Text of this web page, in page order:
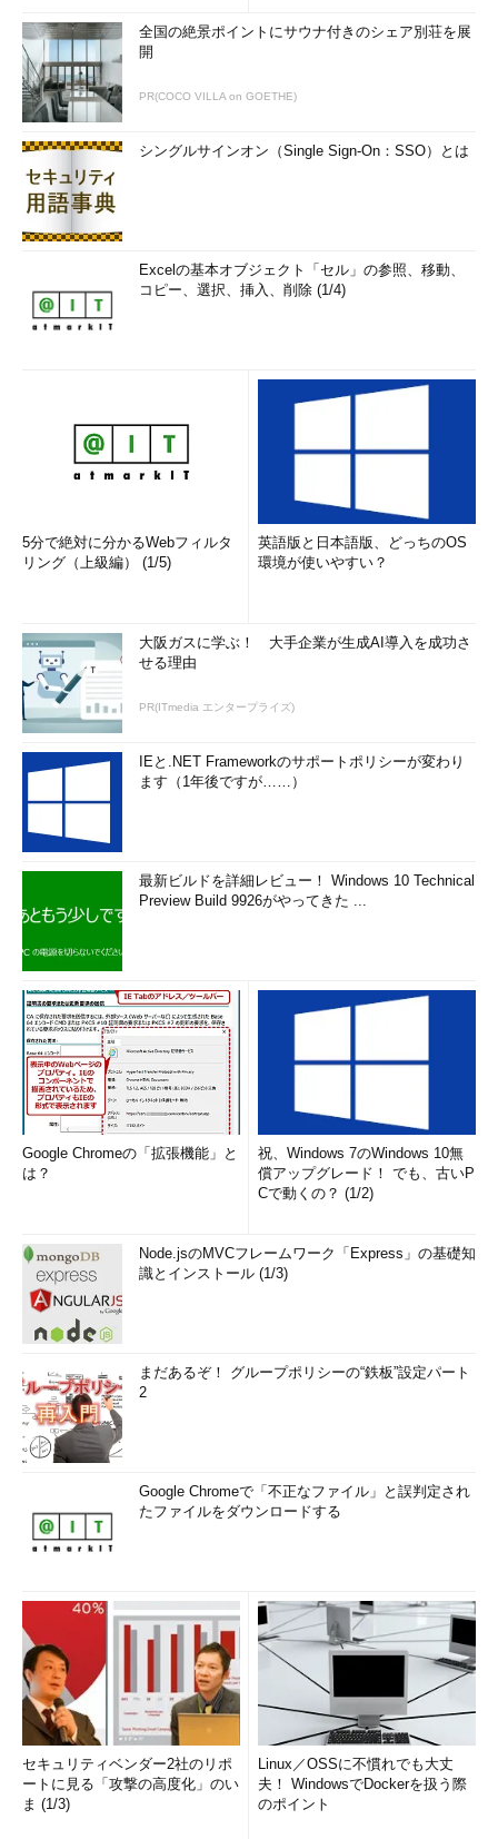
全国の絶景ポイントにサウナ付きのシェア別荘を展
開
PR(COCO VILLA on GOETHE)
シングルサインオン（Single Sign-On：SSO）とは
Excelの基本オブジェクト「セル」の参照、移動、
コピー、選択、挿入、削除 (1/4)
5分で絶対に分かるWebフィルタ
リング（上級編） (1/5)
英語版と日本語版、どっちのOS
環境が使いやすい？
大阪ガスに学ぶ！ 大手企業が生成AI導入を成功さ
せる理由
PR(ITmedia エンタープライズ)
IEと.NET Frameworkのサポートポリシーが変わり
ます（1年後ですが……）
最新ビルドを詳細レビュー！ Windows 10 Technical
Preview Build 9926がやってきた ...
Google Chromeの「拡張機能」と
は？
祝、Windows 7のWindows 10無
償アップグレード！ でも、古いP
Cで動くの？ (1/2)
Node.jsのMVCフレームワーク「Express」の基礎知
識とインストール (1/3)
まだあるぞ！ グループポリシーの“鉄板”設定パート
2
Google Chromeで「不正なファイル」と誤判定され
たファイルをダウンロードする
セキュリティベンダー2社のリポ
ートに見る「攻撃の高度化」のい
ま (1/3)
Linux／OSSに不慣れでも大丈
夫！ WindowsでDockerを扱う際
のポイント